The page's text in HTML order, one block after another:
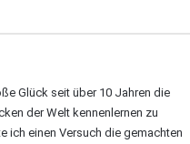
Glück seit über 10 Jahren die
der Welt kennenlernen zu
ich einen Versuch die gemachten